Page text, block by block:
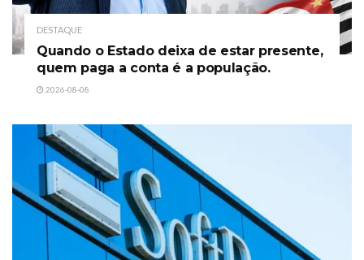
DESTAQUE
Quando o Estado deixa de estar presente,
quem paga a conta é a população.
2026-08-08